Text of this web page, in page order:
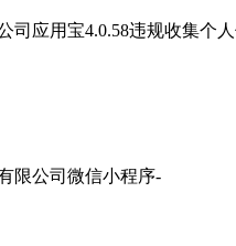
司应用宝4.0.58违规收集个
限公司微信小程序-